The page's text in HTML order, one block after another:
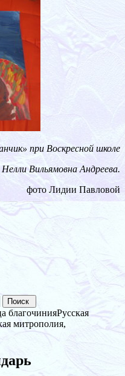
при Воскресной школе
Вильямовна Андреева.
фото Лидии Павловой
благочинияРусская
митрополия,